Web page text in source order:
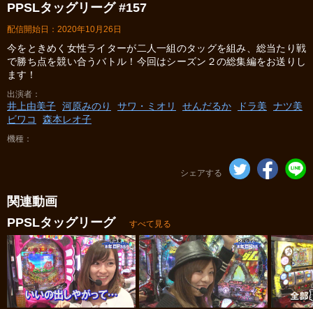
PPSLタッグリーグ #157
配信開始日：2020年10月26日
今をときめく女性ライターが二人一組のタッグを組み、総当たり戦
で勝ち点を競い合うバトル！今回はシーズン２の総集編をお送りし
ます！
出演者
井上由美子 河原みのり サワ・ミオリ せんだるか ドラ美
ナツ美
ビワコ
森本レオ子
機種
シェアする
関連動画
PPSLタッグリーグ
すべて見る